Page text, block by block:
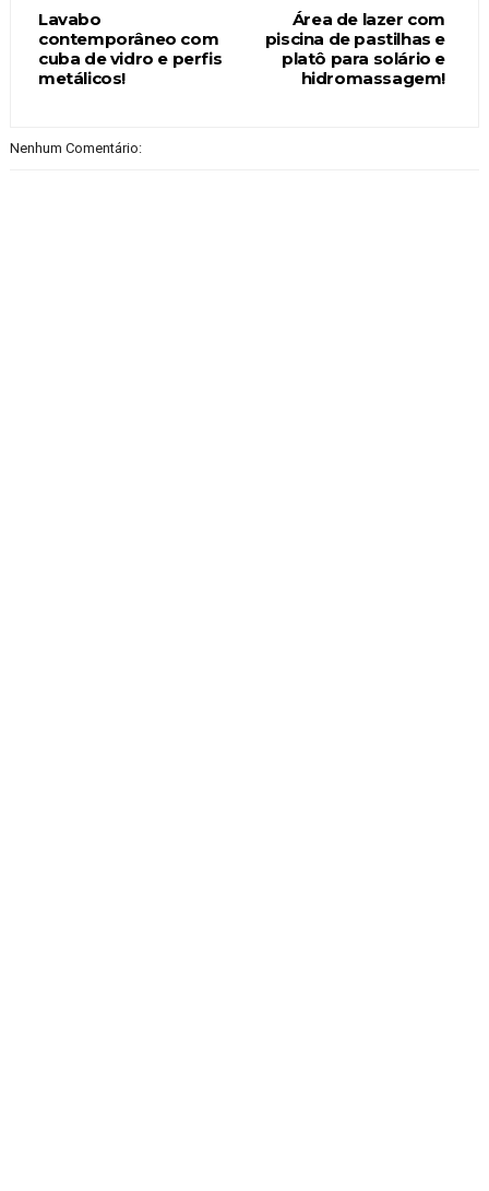
Área de lazer com
piscina de pastilhas e
platô para solário e
hidromassagem!
Lavabo
contemporâneo com
cuba de vidro e perfis
metálicos!
Nenhum Comentário: